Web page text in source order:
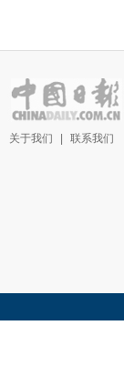
关于我们 联系我们